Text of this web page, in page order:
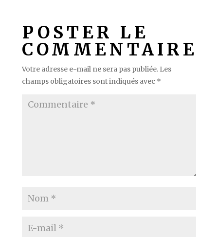
POSTER LE
COMMENTAIRE
Votre adresse e-mail ne sera pas publiée. Les
champs obligatoires sont indiqués avec *